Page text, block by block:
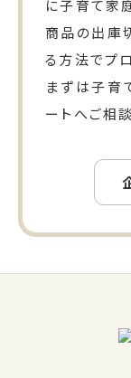
に子育て家
商品の出庫
る方法でプ
まずは子育
ートへご相